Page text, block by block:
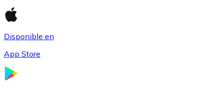
Disponible en
App Store